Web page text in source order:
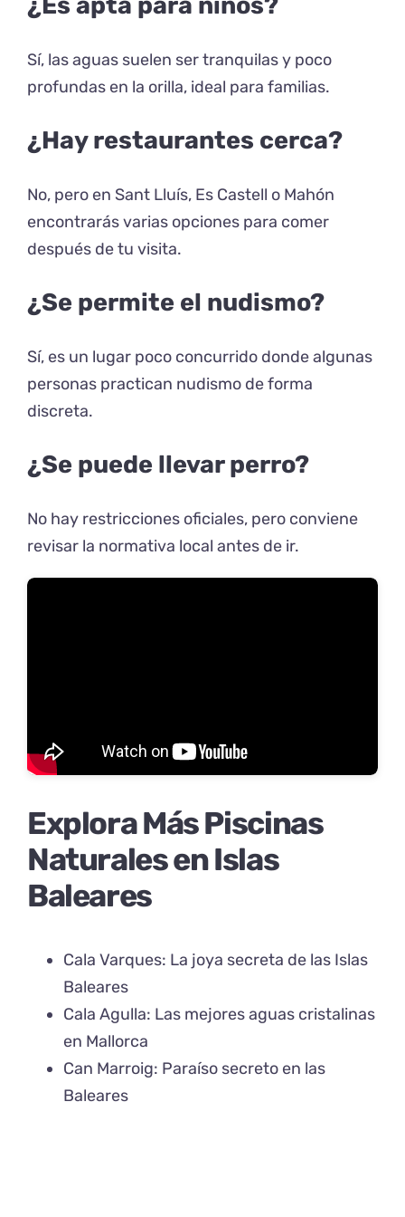
Sí, las aguas suelen ser tranquilas y poco
profundas en la orilla, ideal para familias.
¿Hay restaurantes cerca?
No, pero en Sant Lluís, Es Castell o Mahón
encontrarás varias opciones para comer
después de tu visita.
¿Se permite el nudismo?
Sí, es un lugar poco concurrido donde algunas
personas practican nudismo de forma
discreta.
¿Se puede llevar perro?
No hay restricciones oficiales, pero conviene
revisar la normativa local antes de ir.
Explora Más Piscinas
Naturales en Islas
Baleares
Cala Varques: La joya secreta de las Islas
Baleares
Cala Agulla: Las mejores aguas cristalinas
en Mallorca
Can Marroig: Paraíso secreto en las
Baleares